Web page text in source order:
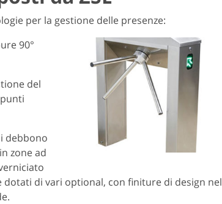
per la gestione delle presenze:
90°
del
debbono
zone ad
dotati di vari optional, con finiture di design nel